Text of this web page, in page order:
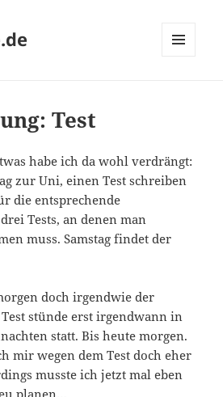
Test
habe ich da wohl verdrängt:
zur Uni, einen Test schreiben
die entsprechende
Tests, an denen man
muss. Samstag findet der
doch irgendwie der
stünde erst irgendwann in
statt. Bis heute morgen.
mir wegen dem Test doch eher
musste ich jetzt mal eben